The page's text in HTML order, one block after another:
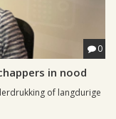
0
in nood
of langdurige